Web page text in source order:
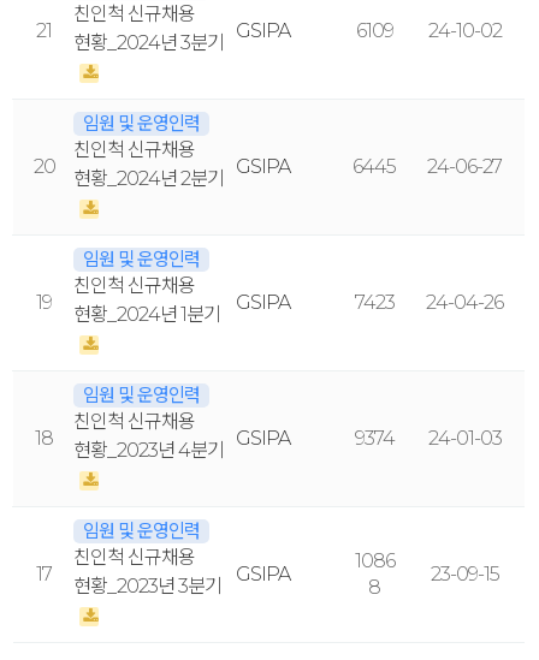
21
친인척 신규채용
현황_2024년 3분기
GSIPA 6109 24-10-02
20
임원 및 운영인력
친인척 신규채용
현황_2024년 2분기
GSIPA 6445 24-06-27
19
임원 및 운영인력
친인척 신규채용
현황_2024년 1분기
GSIPA 7423 24-04-26
18
임원 및 운영인력
친인척 신규채용
현황_2023년 4분기
GSIPA 9374 24-01-03
17
임원 및 운영인력
친인척 신규채용
현황_2023년 3분기
GSIPA
1086
8
23-09-15